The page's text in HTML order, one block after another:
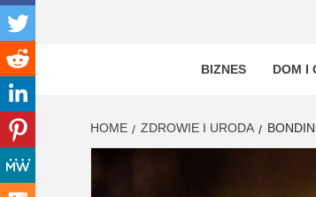
BIZNES DOM I
HOME ZDROWIE I URODA